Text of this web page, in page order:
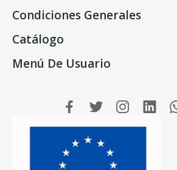
Condiciones Generales
Catálogo
Menú De Usuario